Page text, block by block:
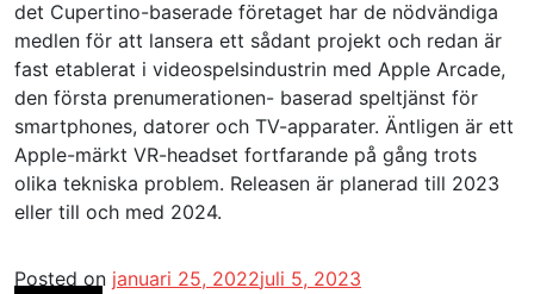
det Cupertino-baserade företaget har de nödvändiga
medlen för att lansera ett sådant projekt och redan är
fast etablerat i videospelsindustrin med Apple Arcade,
den första prenumerationen- baserad speltjänst för
smartphones, datorer och TV-apparater. Äntligen är ett
Apple-märkt VR-headset fortfarande på gång trots
olika tekniska problem. Releasen är planerad till 2023
eller till och med 2024.
Posted on januari 25, 2022juli 5, 2023